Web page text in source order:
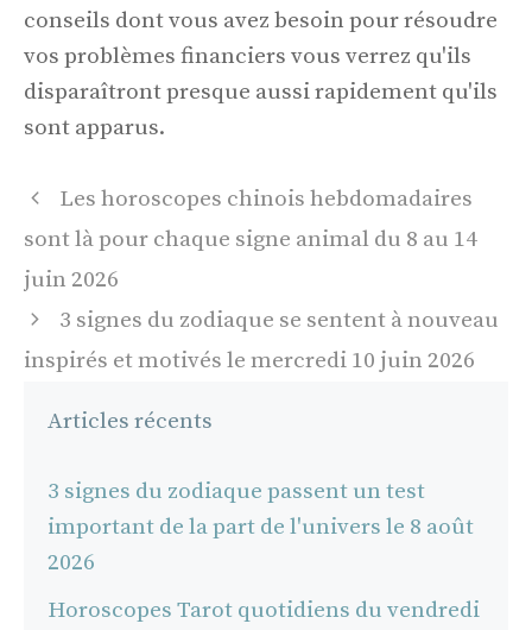
conseils dont vous avez besoin pour résoudre
vos problèmes financiers vous verrez qu'ils
disparaîtront presque aussi rapidement qu'ils
sont apparus.
Navigation
Les horoscopes chinois hebdomadaires
sont là pour chaque signe animal du 8 au 14
juin 2026
3 signes du zodiaque se sentent à nouveau
inspirés et motivés le mercredi 10 juin 2026
Articles récents
3 signes du zodiaque passent un test
important de la part de l'univers le 8 août
2026
Horoscopes Tarot quotidiens du vendredi